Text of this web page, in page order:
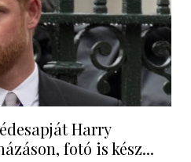
Harry
fotó is kész...